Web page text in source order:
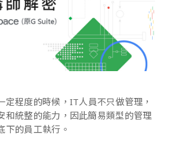
定程度的時候，IT人員不只做管理，
和統整的能力，因此簡易類型的管理
下的員工執行。